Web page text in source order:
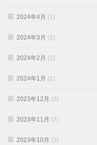
2024年4月 (1)
2024年3月 (1)
2024年2月 (2)
2024年1月 (2)
2023年12月 (3)
2023年11月 (2)
2023年10月 (3)